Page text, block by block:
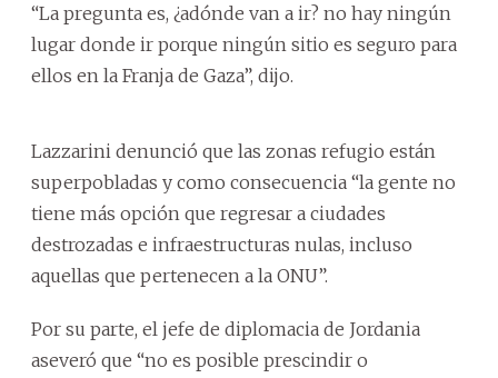
“La pregunta es, ¿adónde van a ir? no hay ningún
lugar donde ir porque ningún sitio es seguro para
ellos en la Franja de Gaza”, dijo.
Lazzarini denunció que las zonas refugio están
superpobladas y como consecuencia “la gente no
tiene más opción que regresar a ciudades
destrozadas e infraestructuras nulas, incluso
aquellas que pertenecen a la ONU”.
Por su parte, el jefe de diplomacia de Jordania
aseveró que “no es posible prescindir o